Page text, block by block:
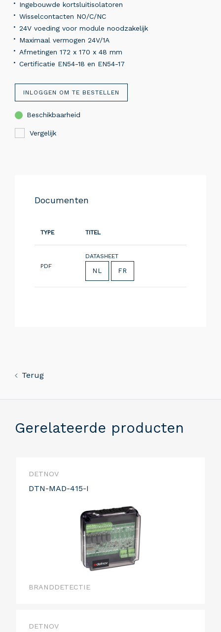
Ingebouwde kortsluitisolatoren
Wisselcontacten NO/C/NC
24V voeding voor module noodzakelijk
Maximaal vermogen 24V/1A
Afmetingen 172 x 170 x 48 mm
Certificatie EN54-18 en EN54-17
INLOGGEN OM TE BESTELLEN
Beschikbaarheid
Vergelijk
Documenten
TYPE TITEL
PDF
DATASHEET
NL FR
Terug
Gerelateerde producten
DETNOV
DTN-MAD-415-I
BRANDDETECTIE
DETNOV